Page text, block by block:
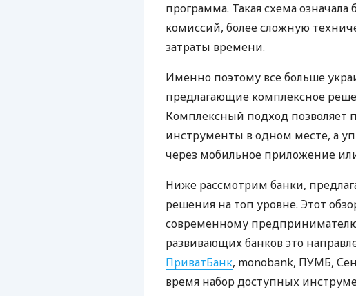
программа. Такая схема
комиссий, более сложную
затраты времени.
Именно поэтому все больше
предлагающие комплексное
Комплексный подход позволяет
инструменты в одном месте, а
через мобильное приложение
Ниже рассмотрим банки,
решения на топ уровне. Этот
современному
развивающих банков это
ПриватБанк, monobank, ПУМБ,
время набор доступных